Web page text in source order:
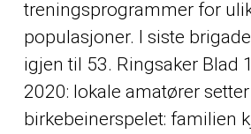
treningsprogrammer for
populasjoner. I siste
igjen til 53. Ringsaker Blad
2020: lokale amatører
birkebeinerspelet: familien